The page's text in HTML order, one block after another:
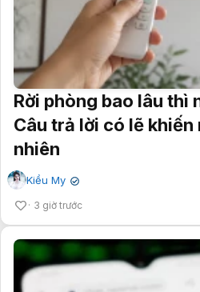
Rời phòng bao lâu thì
Câu trả lời có lẽ
nhiên
Kiều My ✔
3 giờ trước